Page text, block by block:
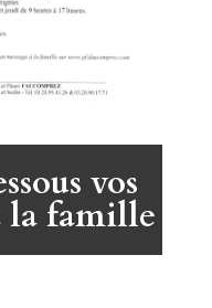
vos
la famille